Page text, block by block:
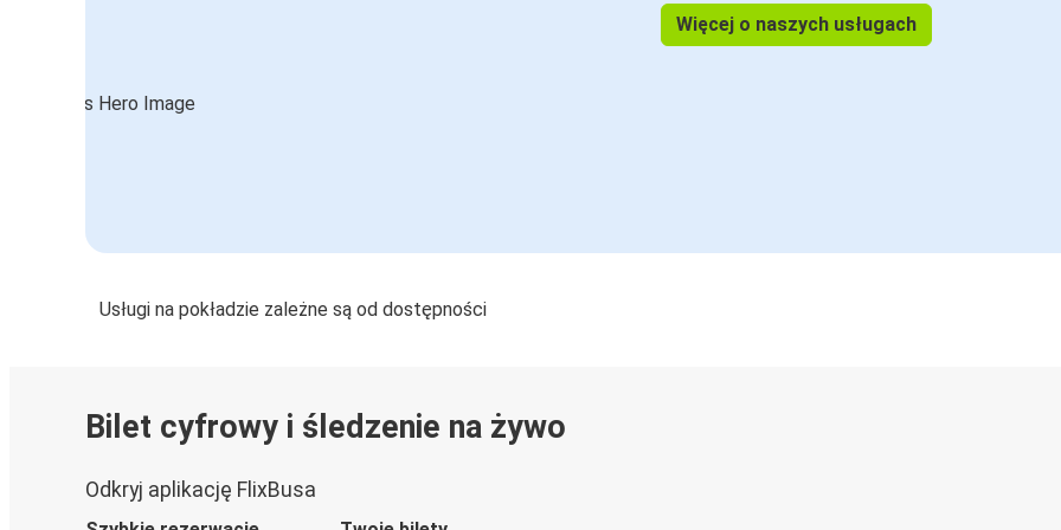
Więcej o naszych usługach
Usługi na pokładzie zależne są od dostępności
Bilet cyfrowy i śledzenie na żywo
Odkryj aplikację FlixBusa